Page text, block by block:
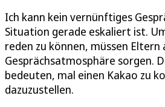
Ich kann kein vernünftiges
Situation gerade eskaliert ist.
reden zu können, müssen
Gesprächsatmosphäre sorgen.
bedeuten, mal einen Kakao zu
dazuzustellen.